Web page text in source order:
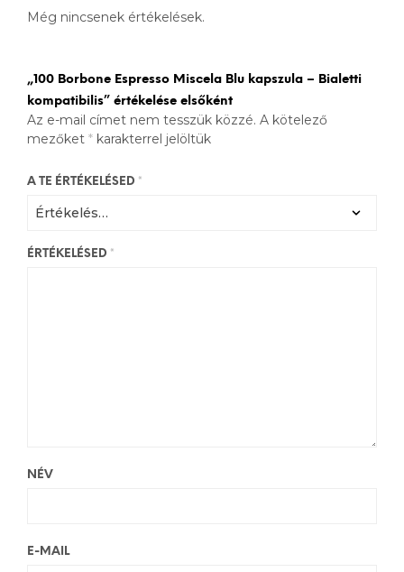
Még nincsenek értékelések.
„100 Borbone Espresso Miscela Blu kapszula – Bialetti
kompatibilis” értékelése elsőként
Az e-mail címet nem tesszük közzé. A kötelező
mezőket * karakterrel jelöltük
A TE ÉRTÉKELÉSED *
ÉRTÉKELÉSED *
NÉV
E-MAIL